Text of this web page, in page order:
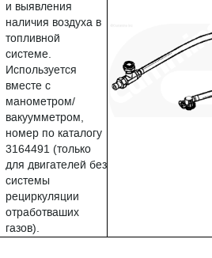
и выявления
наличия воздуха в
топливной
системе.
Используется
вместе с
манометром/
вакуумметром,
номер по каталогу
3164491 (только
для двигателей без
системы
рециркуляции
отработваших
газов).